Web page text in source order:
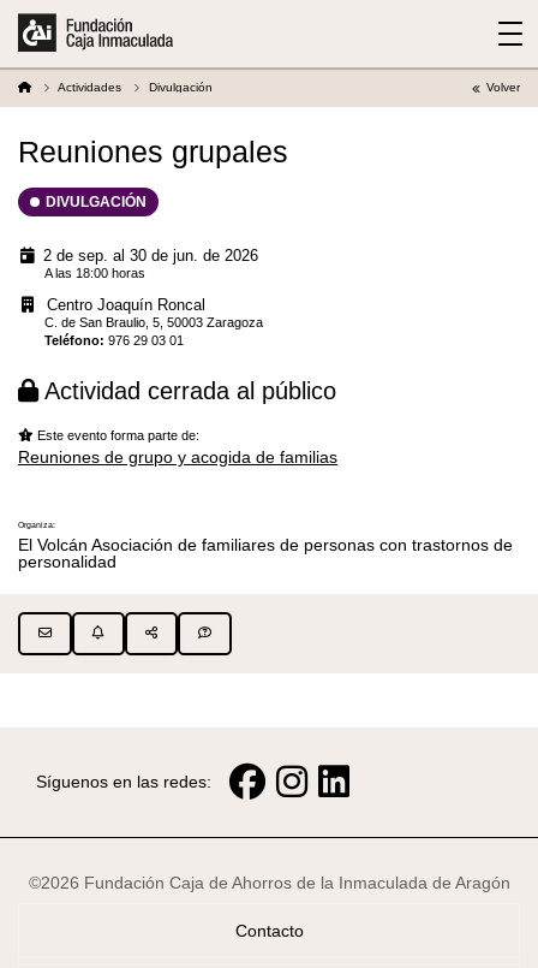
Actividades Divulgación Volver
Reuniones grupales
DIVULGACIÓN
2 de sep. al 30 de jun. de 2026
A las 18:00 horas
Centro Joaquín Roncal
C. de San Braulio, 5, 50003 Zaragoza
Teléfono:976 29 03 01
Actividad cerrada al público
Este evento forma parte de:
Reuniones de grupo y acogida de familias
Organiza:
El Volcán Asociación de familiares de personas con trastornos de
personalidad
Síguenos en las redes:
©2026 Fundación Caja de Ahorros de la Inmaculada de Aragón
Contacto